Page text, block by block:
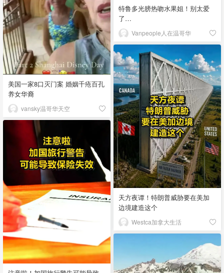
特鲁多光膀热吻水果姐！别太爱
了…
Vanpeople人在温哥华
美国一家8口灭门案 婚姻千疮百孔
养女华裔
vansky温哥华天空
天方夜谭！特朗普威胁要在美加
边境建造这个
Westca加拿大生活